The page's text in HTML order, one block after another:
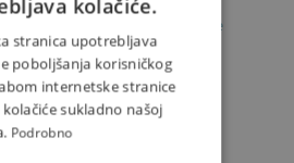
Igre i igračke za predškolce
Igre i igračke za djecu od 6
in kabanice
kolačiće.
stranica upotrebljava
poboljšanja korisničkog
internetske stranice
sukladno našoj
Podrobno